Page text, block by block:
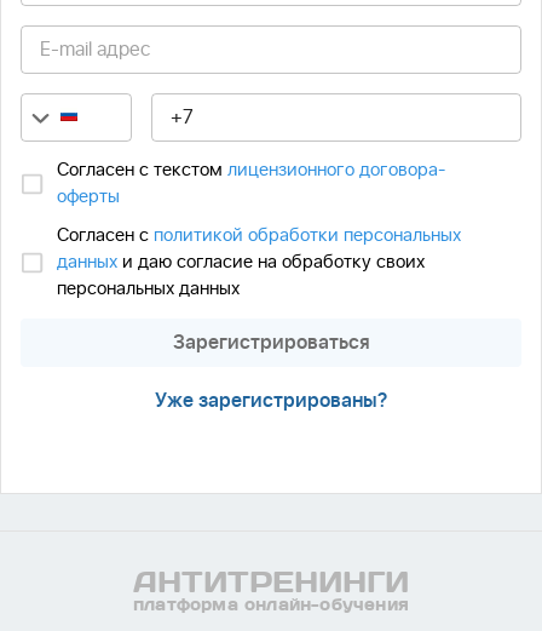
Согласен с текстом лицензионного договора-
оферты
Согласен с политикой обработки персональных
данных и даю согласие на обработку своих
персональных данных
Зарегистрироваться
Уже зарегистрированы?
АНТИТРЕНИНГИ
платформа онлайн-обучения